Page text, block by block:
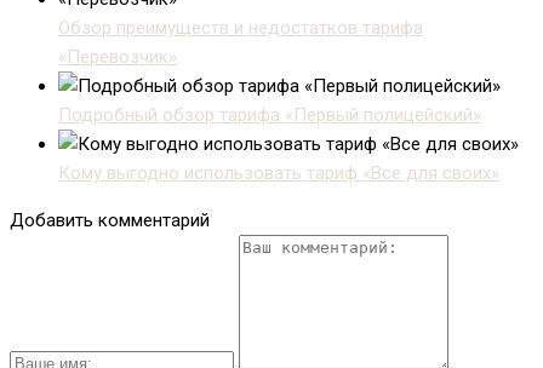
Обзор преимуществ и недостатков тарифа
«Перевозчик»
Подробный обзор тарифа «Первый полицейский»
Кому выгодно использовать тариф «Все для своих»
Добавить комментарий